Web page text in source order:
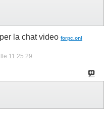
la chat video forpc.onl
11.25.29